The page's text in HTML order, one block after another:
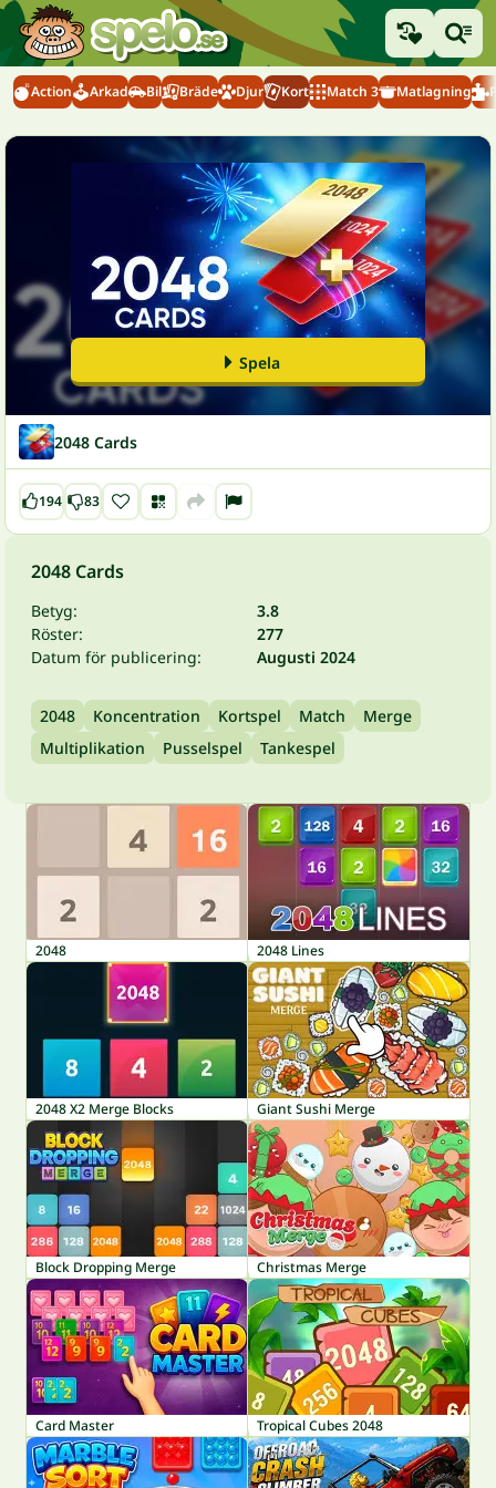
Action Arkad Bil Bräde Djur Kort Match 3 Matlagning
Spela
2048 Cards
194 83
2048 Cards
Betyg:
3.8
Röster:
277
Datum för publicering:
Augusti 2024
2048 Koncentration Kortspel Match
Merge
Multiplikation
Pusselspel Tankespel
2048 2048 Lines
2048 X2 Merge Blocks Giant Sushi Merge
Block Dropping Merge Christmas Merge
Card Master Tropical Cubes 2048